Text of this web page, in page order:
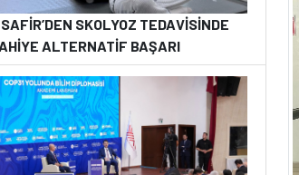
SKOLYOZ TEDAVİSİNDE
ALTERNATİF BAŞARI